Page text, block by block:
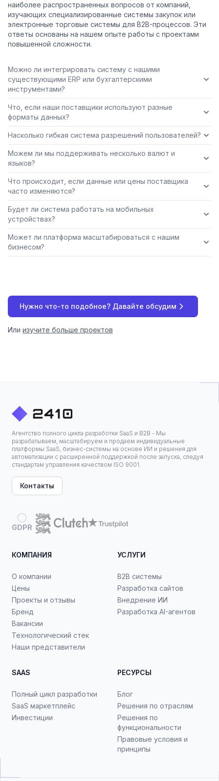
наиболее распространенных вопросов от компаний,
изучающих специализированные системы закупок или
электронные торговые системы для B2B-процессов. Эти
ответы основаны на нашем опыте работы с проектами
повышенной сложности.
Можно ли интегрировать систему с нашими
существующими ERP или бухгалтерскими
инструментами?
Что, если наши поставщики используют разные
форматы данных?
Насколько гибкая система разрешений пользователей?
Можем ли мы поддерживать несколько валют и
языков?
Что происходит, если данные или цены поставщика
часто изменяются?
Будет ли система работать на мобильных
устройствах?
Может ли платформа масштабироваться с нашим
бизнесом?
Нужно что-то подобное? Давайте обсудим
Или изучите больше проектов
Агентство полного цикла разработки SaaS и B2B - Мы
разрабатываем, масштабируем и продаем индивидуальные
платформы SaaS, бизнес-системы на основе ИИ и решения для
автоматизации с расширенной поддержкой после запуска, следуя
стандартам управления качеством ISO 9001.
Контакты
GDPR
КОМПАНИЯ
О компании
Цены
Проекты и отзывы
Бренд
Вакансии
Технологический стек
Наши представители
УСЛУГИ
B2B системы
Разработка сайтов
Внедрение ИИ
Разработка AI-агентов
SAAS
Полный цикл разработки
SaaS маркетплейс
Инвестиции
РЕСУРСЫ
Блог
Решения по отраслям
Решения по
функциональности
Правовые условия и
принципы